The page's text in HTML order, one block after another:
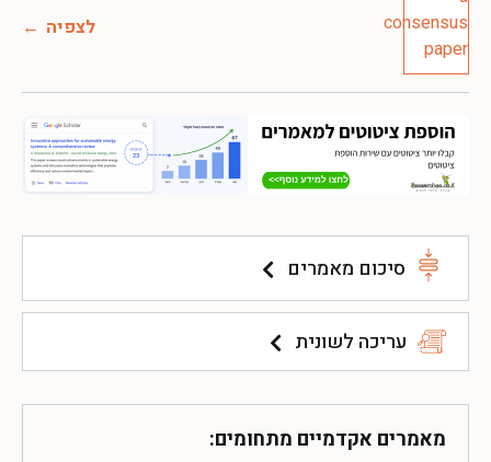
סיכום מאמרים
עריכה לשונית
מאמרים אקדמיים מתחומים:
לצפיה